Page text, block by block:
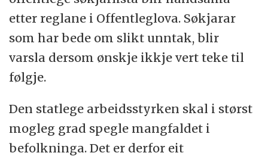
etter reglane i Offentleglova. Søkjarar
som har bede om slikt unntak, blir
varsla dersom ønskje ikkje vert teke til
følgje.
Den statlege arbeidsstyrken skal i størst
mogleg grad spegle mangfaldet i
befolkninga. Det er derfor eit